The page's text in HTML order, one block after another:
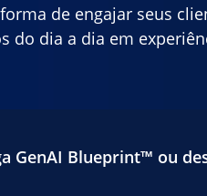
de engajar seus
do dia a dia em
GenAI Blueprint™ ou